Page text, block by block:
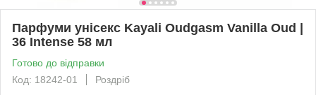
Парфуми унісекс Kayali Oudgasm Vanilla Oud |
36 Intense 58 мл
Готово до відправки
Код: 18242-01
Роздріб